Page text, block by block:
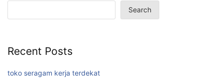
Search
Recent Posts
toko seragam kerja terdekat